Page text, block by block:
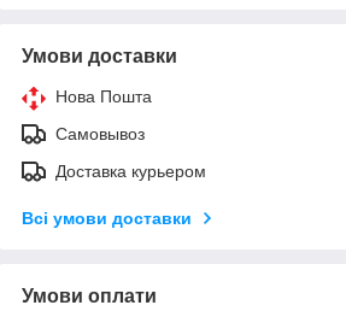
Умови доставки
Нова Пошта
Самовывоз
Доставка курьером
Всі умови доставки
Умови оплати